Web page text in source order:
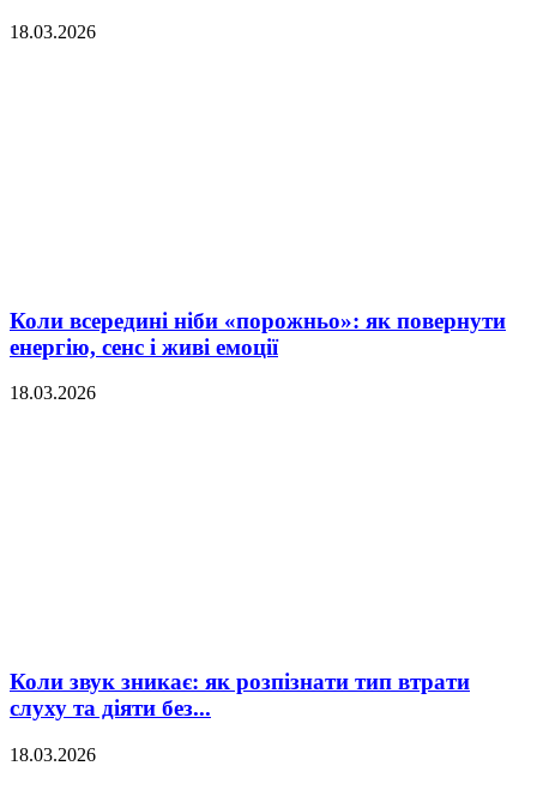
18.03.2026
Коли всередині ніби «порожньо»: як повернути
енергію, сенс і живі емоції
18.03.2026
Коли звук зникає: як розпізнати тип втрати
слуху та діяти без...
18.03.2026